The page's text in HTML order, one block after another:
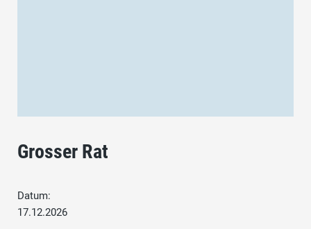
Grosser Rat
Datum:
17.12.2026